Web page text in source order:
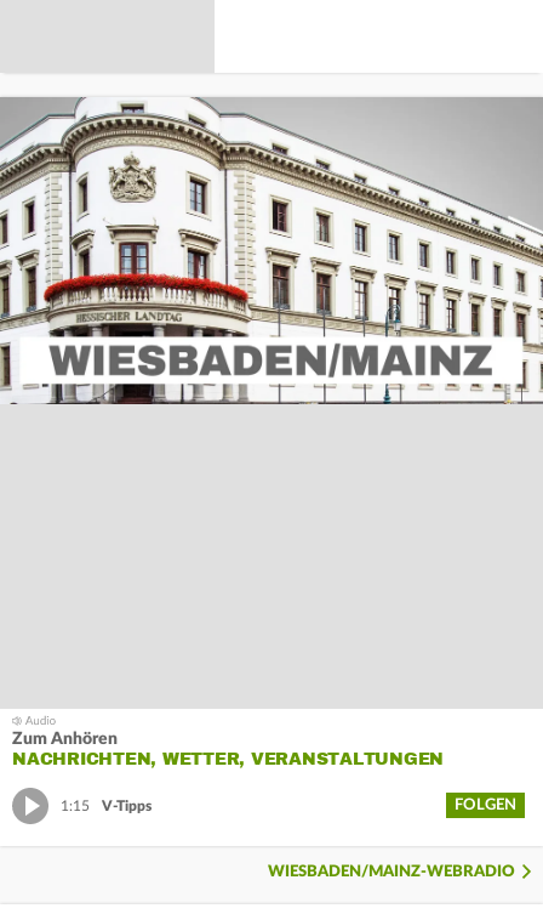
Zum Anhören
NACHRICHTEN, WETTER, VERANSTALTUNGEN
1:15 V-Tipps FOLGEN
WIESBADEN/MAINZ-WEBRADIO